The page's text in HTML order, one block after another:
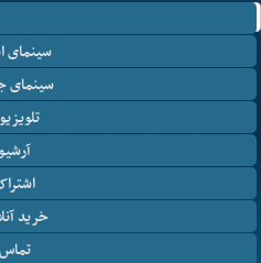
سینمای
سینمای
آرشیو
خرید
تماس